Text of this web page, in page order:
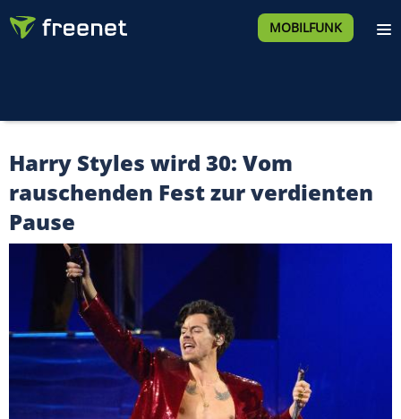
MOBILFUNK
Harry Styles wird 30: Vom
rauschenden Fest zur verdienten
Pause